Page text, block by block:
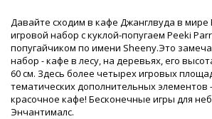
Давайте сходим в кафе Джанглвуда в мире
игровой набор с куклой-попугаем Peeki
попугайчиком по имени Sheeny.Это
набор - кафе в лесу, на деревьях, его
60 см. Здесь более четырех игровых
тематических дополнительных элементов
красочное кафе! Бесконечные игры для
Энчантималс.